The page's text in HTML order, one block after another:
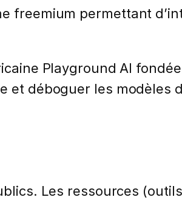
freemium permettant
Playground AI
déboguer les modèles
Les ressources